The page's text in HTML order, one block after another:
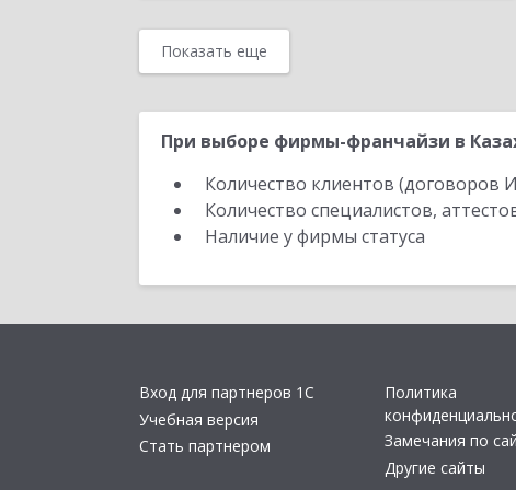
Показать еще
При выборе фирмы-франчайзи в
Количество клиентов
Количество специалистов,
Наличие у фирмы статуса
Вход для партнеров 1С
Учебная версия
Стать партнером
Политика
Замечания по
Другие сайты